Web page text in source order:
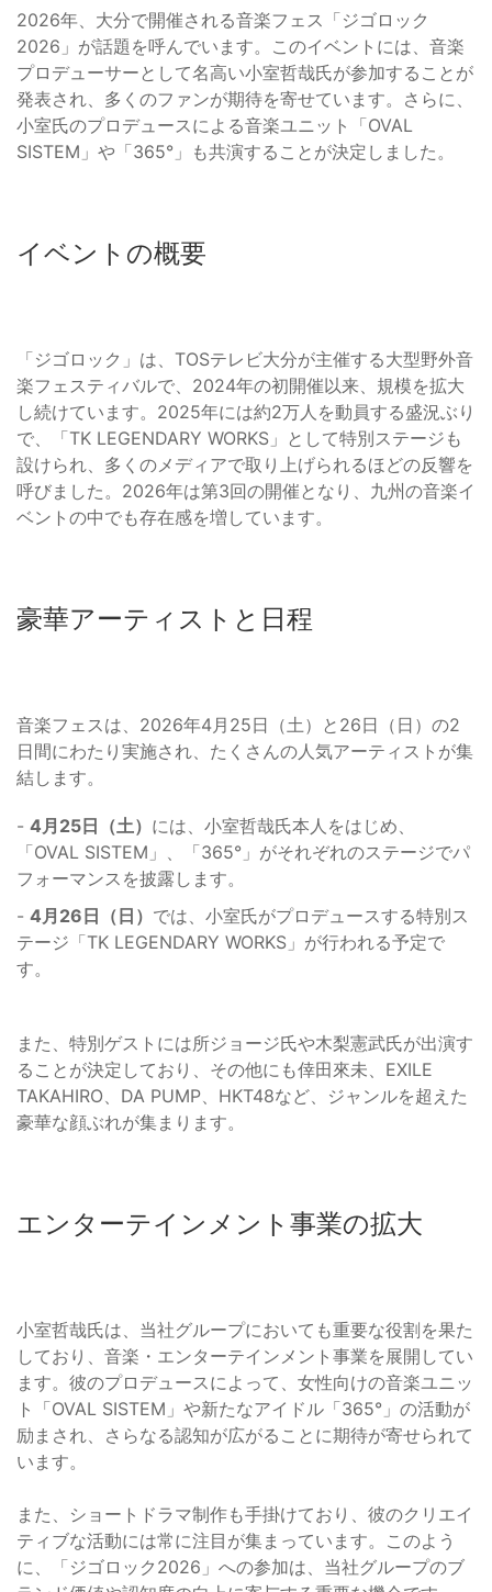
2026年、大分で開催される音楽フェス「ジゴロック
2026」が話題を呼んでいます。このイベントには、音楽
プロデューサーとして名高い小室哲哉氏が参加することが
発表され、多くのファンが期待を寄せています。さらに、
小室氏のプロデュースによる音楽ユニット「OVAL
SISTEM」や「365°」も共演することが決定しました。
イベントの概要
「ジゴロック」は、TOSテレビ大分が主催する大型野外音
楽フェスティバルで、2024年の初開催以来、規模を拡大
し続けています。2025年には約2万人を動員する盛況ぶり
で、「TK LEGENDARY WORKS」として特別ステージも
設けられ、多くのメディアで取り上げられるほどの反響を
呼びました。2026年は第3回の開催となり、九州の音楽イ
ベントの中でも存在感を増しています。
豪華アーティストと日程
音楽フェスは、2026年4月25日（土）と26日（日）の2
日間にわたり実施され、たくさんの人気アーティストが集
結します。
- 4月25日（土） には、小室哲哉氏本人をはじめ、
「OVAL SISTEM」、「365°」がそれぞれのステージでパ
フォーマンスを披露します。
- 4月26日（日） では、小室氏がプロデュースする特別ス
テージ「TK LEGENDARY WORKS」が行われる予定で
す。
また、特別ゲストには所ジョージ氏や木梨憲武氏が出演す
ることが決定しており、その他にも倖田來未、EXILE
TAKAHIRO、DA PUMP、HKT48など、ジャンルを超えた
豪華な顔ぶれが集まります。
エンターテインメント事業の拡大
小室哲哉氏は、当社グループにおいても重要な役割を果た
しており、音楽・エンターテインメント事業を展開してい
ます。彼のプロデュースによって、女性向けの音楽ユニッ
ト「OVAL SISTEM」や新たなアイドル「365°」の活動が
励まされ、さらなる認知が広がることに期待が寄せられて
います。
また、ショートドラマ制作も手掛けており、彼のクリエイ
ティブな活動には常に注目が集まっています。このよう
に、「ジゴロック2026」への参加は、当社グループのブ